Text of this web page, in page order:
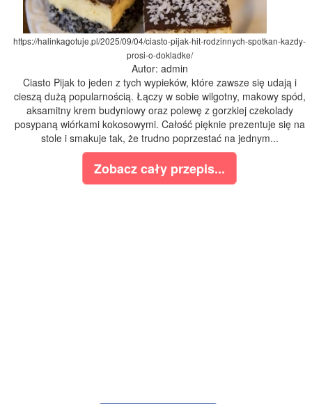
https://halinkagotuje.pl/2025/09/04/ciasto-pijak-hit-rodzinnych-spotkan-kazdy-
prosi-o-dokladke/
Autor: admin
Ciasto Pijak to jeden z tych wypieków, które zawsze się udają i
cieszą dużą popularnością. Łączy w sobie wilgotny, makowy spód,
aksamitny krem budyniowy oraz polewę z gorzkiej czekolady
posypaną wiórkami kokosowymi. Całość pięknie prezentuje się na
stole i smakuje tak, że trudno poprzestać na jednym...
Zobacz cały przepis...